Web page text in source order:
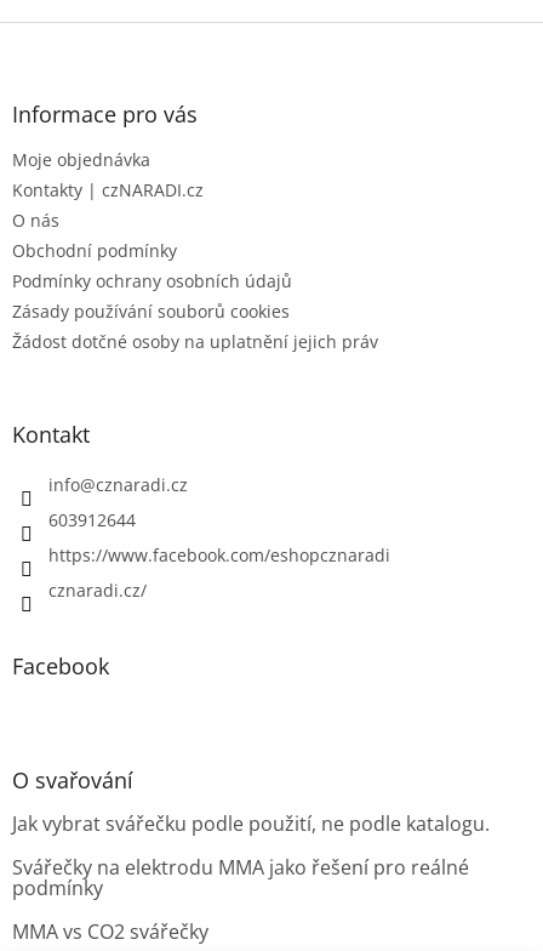
Z
Informace pro vás
Moje objednávka
Kontakty | czNARADI.cz
O nás
Obchodní podmínky
Podmínky ochrany osobních údajů
Zásady používání souborů cookies
Žádost dotčné osoby na uplatnění jejich práv
Kontakt
info@cznaradi.cz
603912644
https://www.facebook.com/eshopcznaradi
cznaradi.cz/
Facebook
O svařování
Jak vybrat svářečku podle použití, ne podle katalogu.
Svářečky na elektrodu MMA jako řešení pro reálné
podmínky
MMA vs CO2 svářečky